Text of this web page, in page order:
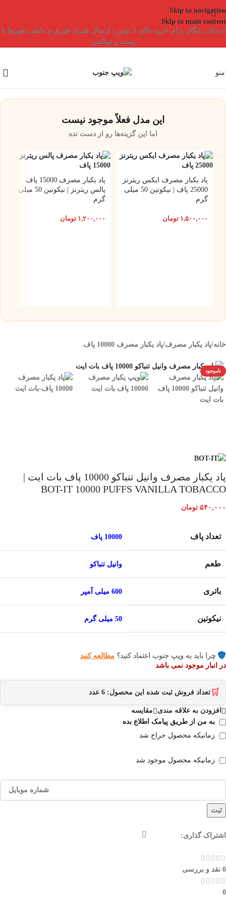
Skip to navigation
Skip to main content
ارسال رایگان برای خرید بالای 3 تومن | ارسال شیراز فوری و مابقی شهرها با
پست و تیپاکس
منو
این مدل فعلاً موجود نیست
اما این گزینه‌ها رو از دست نده
پاد یکبار مصرف ایکس ریترنز
25000 پاف | نیکوتین 50 میلی
گرم
۱,۵۰۰,۰۰۰ تومان
پاد یکبار مصرف 15000 پاف
پالس ریترنز | نیکوتین 50 میلی
گرم
۱,۲۰۰,۰۰۰ تومان
خانه/پاد یکبار مصرف/پاد یکبار مصرف 10000 پاف
ناموجود
پاد یکبار مصرف وانیل تنباکو 10000 پاف بات ایت |
BOT-IT 10000 PUFFS VANILLA TOBACCO
۵۴۰,۰۰۰ تومان
تعداد پاف 10000 پاف
طعم وانیل تنباکو
باتری 600 میلی آمپر
نیکوتین 50 میلی گرم
چرا باید به ویپ جنوب اعتماد کنید؟ مطالعه کنید
در انبار موجود نمی باشد
🛒 تعداد فروش ثبت شده این محصول: 6 عدد
افزودن به علاقه مندی
مقایسه
به من از طریق پیامک اطلاع بده
زمانیکه محصول حراج شد
زمانیکه محصول موجود شد
ثبت
اشتراک گذاری:
0 نقد و بررسی
0